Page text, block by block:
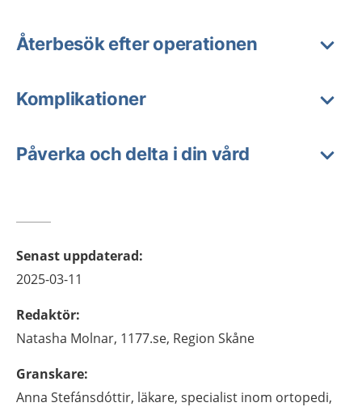
Återbesök efter operationen
Komplikationer
Påverka och delta i din vård
Senast uppdaterad:
2025-03-11
Redaktör:
Natasha Molnar, 1177.se, Region Skåne
Granskare:
Anna Stefánsdóttir, läkare, specialist inom ortopedi,